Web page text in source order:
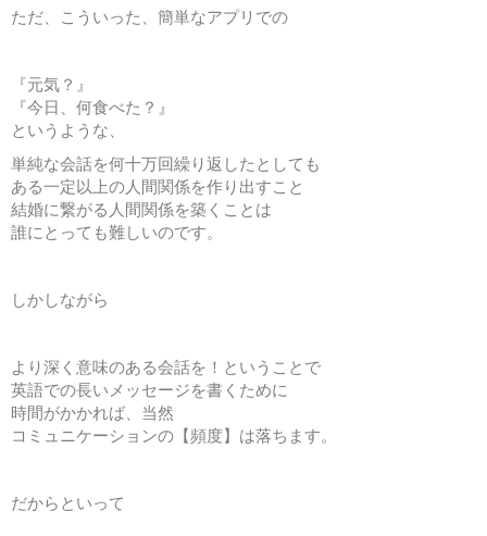
ただ、こういった、簡単なアプリでの
『元気？』
『今日、何食べた？』
というような、
単純な会話を何十万回繰り返したとしても
ある一定以上の人間関係を作り出すこと
結婚に繋がる人間関係を築くことは
誰にとっても難しいのです。
しかしながら
より深く意味のある会話を！ということで
英語での長いメッセージを書くために
時間がかかれば、当然
コミュニケーションの【頻度】は落ちます。
だからといって